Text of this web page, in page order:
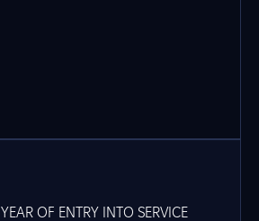
YEAR OF ENTRY INTO SERVICE